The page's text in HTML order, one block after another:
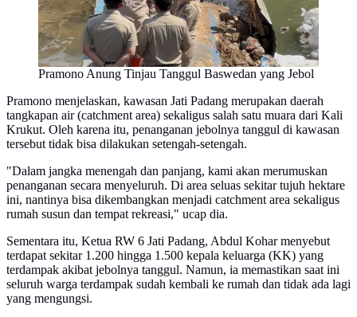
Pramono Anung Tinjau Tanggul Baswedan yang Jebol
Pramono menjelaskan, kawasan Jati Padang merupakan daerah
tangkapan air (catchment area) sekaligus salah satu muara dari Kali
Krukut. Oleh karena itu, penanganan jebolnya tanggul di kawasan
tersebut tidak bisa dilakukan setengah-setengah.
"Dalam jangka menengah dan panjang, kami akan merumuskan
penanganan secara menyeluruh. Di area seluas sekitar tujuh hektare
ini, nantinya bisa dikembangkan menjadi catchment area sekaligus
rumah susun dan tempat rekreasi," ucap dia.
Sementara itu, Ketua RW 6 Jati Padang, Abdul Kohar menyebut
terdapat sekitar 1.200 hingga 1.500 kepala keluarga (KK) yang
terdampak akibat jebolnya tanggul. Namun, ia memastikan saat ini
seluruh warga terdampak sudah kembali ke rumah dan tidak ada lagi
yang mengungsi.